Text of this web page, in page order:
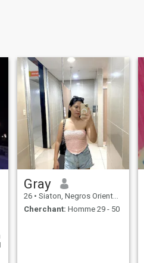
Gray
26 • Siaton, Negros Oriental, Philippines
Cherchant: Homme 29 - 50